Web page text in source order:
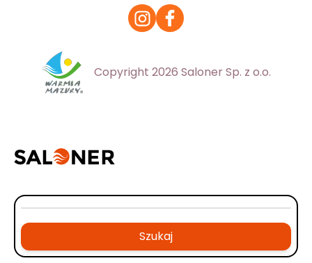
Copyright 2026 Saloner Sp. z o.o.
Szukaj